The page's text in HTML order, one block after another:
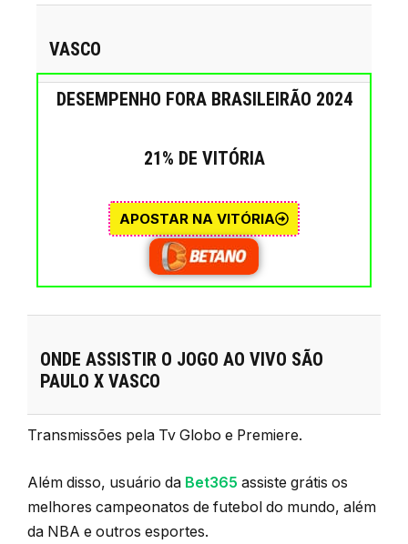
VASCO
DESEMPENHO FORA BRASILEIRÃO 2024
21% DE VITÓRIA
APOSTAR NA VITÓRIA
ONDE ASSISTIR O JOGO AO VIVO SÃO
PAULO X VASCO
Transmissões pela Tv Globo e Premiere.
Além disso, usuário da Bet365 assiste grátis os
melhores campeonatos de futebol do mundo, além
da NBA e outros esportes.